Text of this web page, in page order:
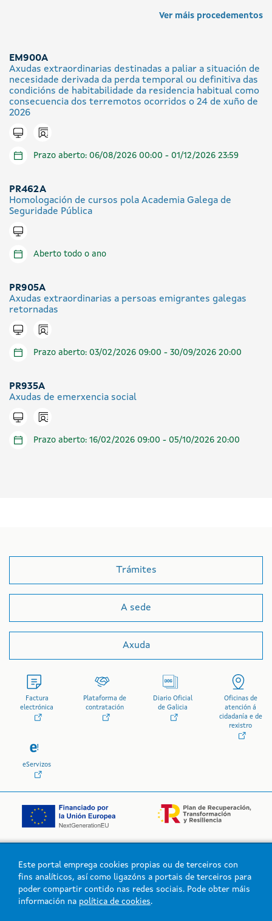
Ver máis procedementos
EM900A
Axudas extraordinarias destinadas a paliar a situación de
necesidade derivada da perda temporal ou definitiva das
condicións de habitabilidade da residencia habitual como
consecuencia dos terremotos ocorridos o 24 de xuño de
2026
Tramitar en liña
Icono presencial
Prazo aberto: 06/08/2026 00:00 - 01/12/2026 23:59
PR462A
Homologación de cursos pola Academia Galega de
Seguridade Pública
Tramitar en liña
Aberto todo o ano
PR905A
Axudas extraordinarias a persoas emigrantes galegas
retornadas
Tramitar en liña
Icono presencial
Prazo aberto: 03/02/2026 09:00 - 30/09/2026 20:00
PR935A
Axudas de emerxencia social
Tramitar en liña
Icono presencial
Prazo aberto: 16/02/2026 09:00 - 05/10/2026 20:00
Trámites
A sede
Axuda
Factura
electrónica
Plataforma de
contratación
Diario Oficial
de Galicia
Oficinas de
atención á
cidadanía e de
rexistro
eServizos
Logo da Xunta de Galicia
Este portal emprega cookies propias ou de terceiros con
fins analíticos, así como ligazóns a portais de terceiros para
poder compartir contido nas redes sociais. Pode obter máis
información na política de cookies.